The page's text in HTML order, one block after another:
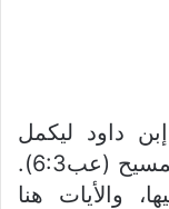
داود ليكمل
الرمز، فالبيت هو الكنيسة جسد المسيح (عب6:3).
والأيات هنا